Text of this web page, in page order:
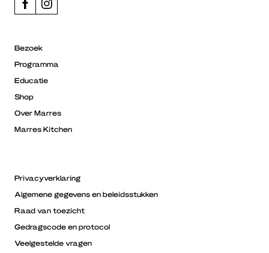
Bezoek
Programma
Educatie
Shop
Over Marres
Marres Kitchen
Privacyverklaring
Algemene gegevens en beleidsstukken
Raad van toezicht
Gedragscode en protocol
Veelgestelde vragen